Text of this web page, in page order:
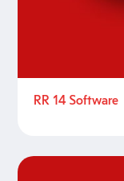
RR 14 Software